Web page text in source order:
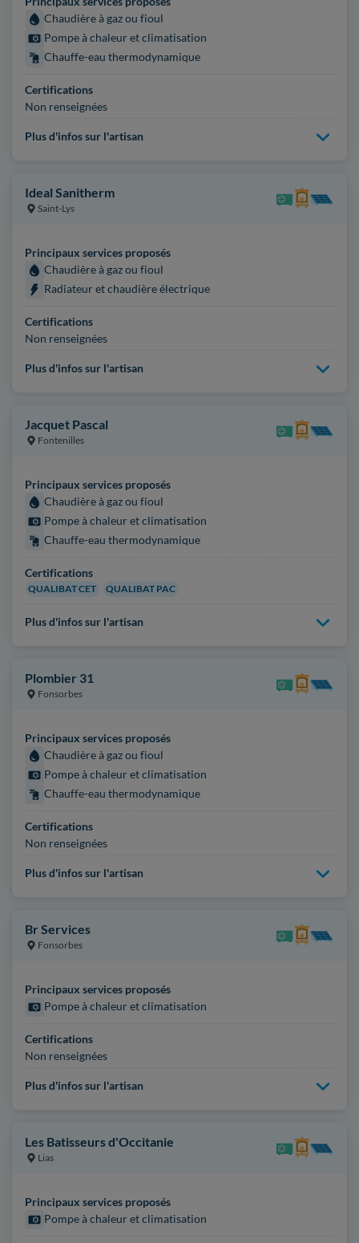
Chaudière à gaz ou fioul
Pompe à chaleur et climatisation
Chauffe-eau thermodynamique
Certifications
Non renseignées
Plus d'infos sur l'artisan
Ideal Sanitherm
Saint-Lys
Principaux services proposés
Chaudière à gaz ou fioul
Radiateur et chaudière électrique
Certifications
Non renseignées
Plus d'infos sur l'artisan
Jacquet Pascal
Fontenilles
Principaux services proposés
Chaudière à gaz ou fioul
Pompe à chaleur et climatisation
Chauffe-eau thermodynamique
Certifications
QUALIBAT CET QUALIBAT PAC
Plus d'infos sur l'artisan
Plombier 31
Fonsorbes
Principaux services proposés
Chaudière à gaz ou fioul
Pompe à chaleur et climatisation
Chauffe-eau thermodynamique
Certifications
Non renseignées
Plus d'infos sur l'artisan
Br Services
Fonsorbes
Principaux services proposés
Pompe à chaleur et climatisation
Certifications
Non renseignées
Plus d'infos sur l'artisan
Les Batisseurs d'Occitanie
Lias
Principaux services proposés
Pompe à chaleur et climatisation